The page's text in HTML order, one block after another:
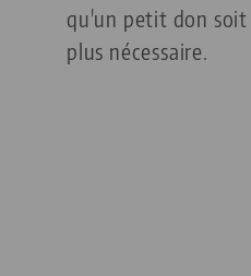
qu'un petit don
plus nécessaire.